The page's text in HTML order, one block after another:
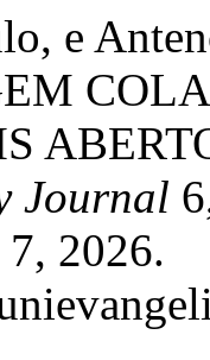
e
Journal
7, 2026.